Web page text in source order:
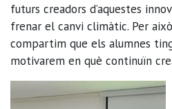
futurs creadors d’aquestes
frenar el canvi climàtic. Per
compartim que els alumnes
motivarem en què continuïn